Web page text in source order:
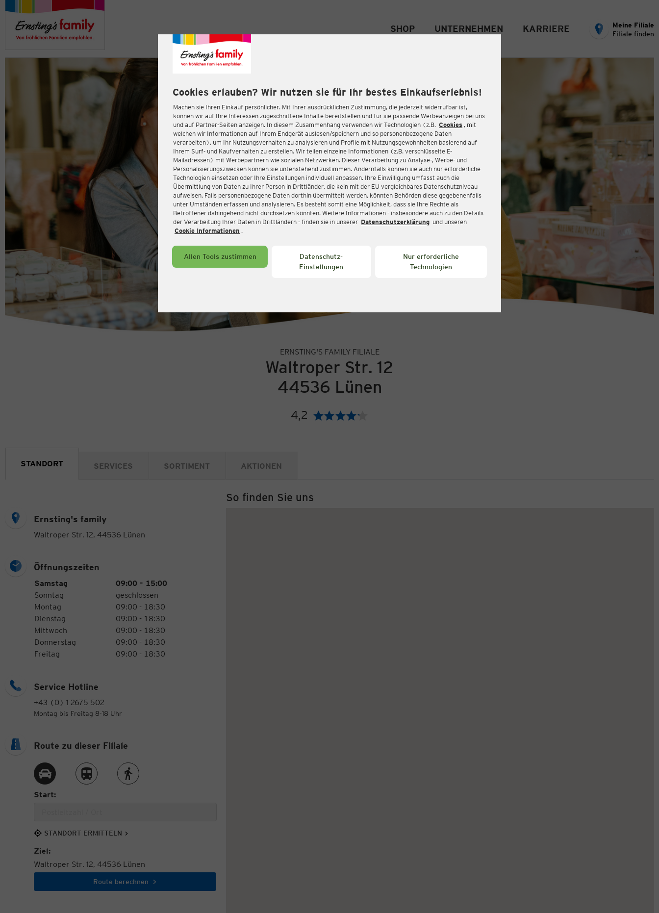
Cookies erlauben? Wir nutzen sie für Ihr bestes Einkaufserlebnis!
Machen sie Ihren Einkauf persönlicher. Mit Ihrer ausdrücklichen Zustimmung, die jederzeit widerrufbar ist,
können wir auf Ihre Interessen zugeschnittene Inhalte bereitstellen und für sie passende Werbeanzeigen bei uns
und auf Partner-Seiten anzeigen. In diesem Zusammenhang verwenden wir Technologien (z.B. Cookies , mit
welchen wir Informationen auf Ihrem Endgerät auslesen/speichern und so personenbezogene Daten
verarbeiten), um Ihr Nutzungsverhalten zu analysieren und Profile mit Nutzungsgewohnheiten basierend auf
Ihrem Surf- und Kaufverhalten zu erstellen. Wir teilen einzelne Informationen (z.B. verschlüsselte E-
Mailadressen) mit Werbepartnern wie sozialen Netzwerken. Dieser Verarbeitung zu Analyse-, Werbe- und
Personalisierungszwecken können sie untenstehend zustimmen. Andernfalls können sie auch nur erforderliche
Technologien einsetzen oder Ihre Einstellungen individuell anpassen. Ihre Einwilligung umfasst auch die
Übermittlung von Daten zu Ihrer Person in Drittländer, die kein mit der EU vergleichbares Datenschutzniveau
aufweisen. Falls personenbezogene Daten dorthin übermittelt werden, könnten Behörden diese gegebenenfalls
unter Umständen erfassen und analysieren. Es besteht somit eine Möglichkeit, dass sie Ihre Rechte als
Betroffener dahingehend nicht durchsetzen könnten. Weitere Informationen - insbesondere auch zu den Details
der Verarbeitung Ihrer Daten in Drittländern - finden sie in unserer Datenschutzerklärung und unseren
Cookie Informationen .
Allen Tools zustimmen
Datenschutz-
Einstellungen
Nur erforderliche
Technologien
SHOP UNTERNEHMEN KARRIERE
Meine Filiale
Filiale finden
ERNSTING'S FAMILY FILIALE
Waltroper Str. 12
44536 Lünen
4,2 Bewertung:
STANDORT SERVICES SORTIMENT AKTIONEN
Ernsting's family
Waltroper Str. 12, 44536 Lünen
Öffnungszeiten
Öffnungszeiten
Wochentag
Samstag
09:00 - 15:00
Sonntag
geschlossen
Montag
09:00 - 18:30
Dienstag
09:00 - 18:30
Mittwoch
09:00 - 18:30
Donnerstag
09:00 - 18:30
Freitag
09:00 - 18:30
Service Hotline
+43 (0) 1 2675 502
Montag bis Freitag 8-18 Uhr
So finden Sie uns
Route zu dieser Filiale
Route per AutoRoute per ZugRoute zu Fuß
Start:
STANDORT ERMITTELN
Ziel:
Waltroper Str. 12, 44536 Lünen
Route berechnen